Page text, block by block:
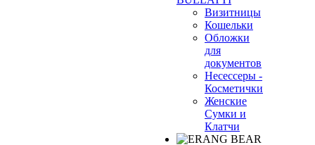
Визитницы
Кошельки
Обложки
для
документов
Несессеры -
Косметички
Женские
Сумки и
Клатчи